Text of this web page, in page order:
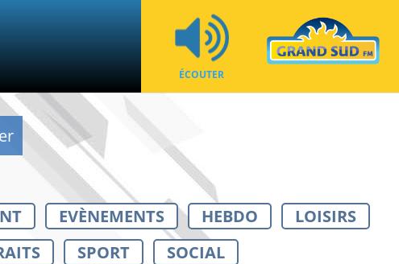
ÉCOUTER
EVÈNEMENTS HEBDO
LOISIRS
SPORT SOCIAL